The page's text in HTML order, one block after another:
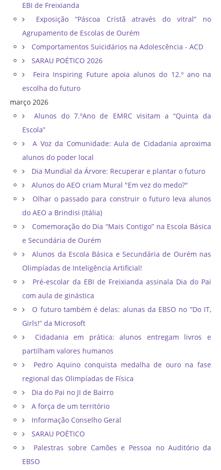
EBI de Freixianda
Exposição “Páscoa Cristã através do vitral” no
Agrupamento de Escolas de Ourém
Comportamentos Suicidários na Adolescência - ACD
SARAU POÉTICO 2026
Feira Inspiring Future apoia alunos do 12.º ano na
escolha do futuro
março 2026
Alunos do 7.ºAno de EMRC visitam a “Quinta da
Escola”
A Voz da Comunidade: Aula de Cidadania aproxima
alunos do poder local
Dia Mundial da Árvore: Recuperar e plantar o futuro
Alunos do AEO criam Mural "Em vez do medo?"
Olhar o passado para construir o futuro leva alunos
do AEO a Brindisi (Itália)
Comemoração do Dia “Mais Contigo” na Escola Básica
e Secundária de Ourém
Alunos da Escola Básica e Secundária de Ourém nas
Olimpíadas de Inteligência Artificial!
Pré-escolar da EBI de Freixianda assinala Dia do Pai
com aula de ginástica
O futuro também é delas: alunas da EBSO no “Do IT,
Girls!” da Microsoft
Cidadania em prática: alunos entregam livros e
partilham valores humanos
Pedro Aquino conquista medalha de ouro na fase
regional das Olimpíadas de Física
Dia do Pai no JI de Bairro
A força de um território
Informação Conselho Geral
SARAU POÉTICO
Palestras sobre Camões e Pessoa no Auditório da
EBSO